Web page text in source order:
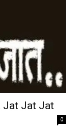
Jat Jat Jat
0